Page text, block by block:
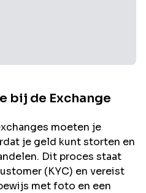
bij de Exchange
moeten je
je geld kunt storten en
Dit proces staat
(KYC) en vereist
met foto en een